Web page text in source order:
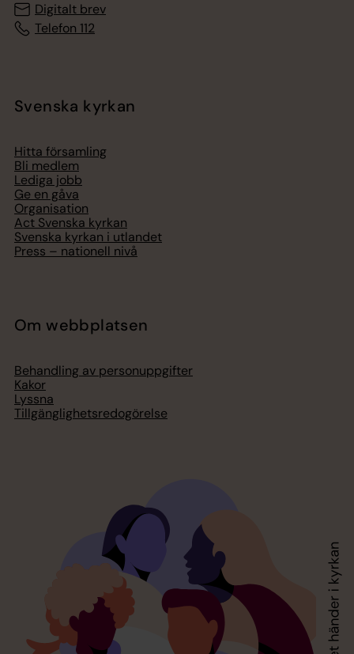
Digitalt brev
Telefon 112
Svenska kyrkan
Hitta församling
Bli medlem
Lediga jobb
Ge en gåva
Organisation
Act Svenska kyrkan
Svenska kyrkan i utlandet
Press – nationell nivå
Om webbplatsen
Behandling av personuppgifter
Kakor
Lyssna
Tillgänglighetsredogörelse